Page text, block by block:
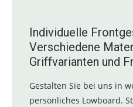
Individuelle
Verschiedene
Griffvarianten und
Gestalten Sie bei uns in
persönliches Lowboard.